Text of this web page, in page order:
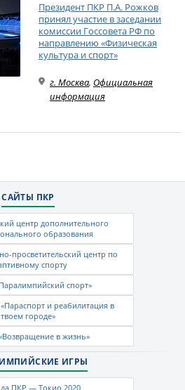
Президент ПКР П.А. Рожков
принял участие в заседании
комиссии Госсовета РФ по
направлению «Физическая
культура и спорт»
г. Москва, Официальная
информация
САЙТЫ ПКР
центр дополнительного
образования
просветительский центр по
спорту
спорт»
и реабилитация в
твоем городе»
в жизнь»
ИГРЫ
ПКР — Токио 2020